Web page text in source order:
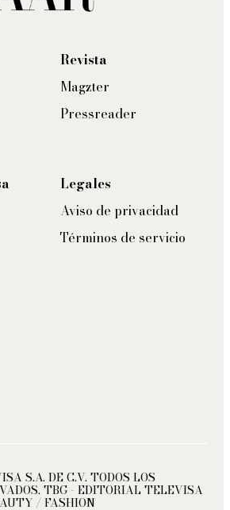
Revista
Magzter
Pressreader
Legales
Aviso de privacidad
Términos de servicio
S.A. DE C.V. TODOS LOS
TBG - EDITORIAL TELEVISA
/ FASHION